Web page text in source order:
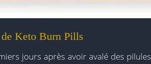
Keto Burn Pills
jours après avoir avalé des